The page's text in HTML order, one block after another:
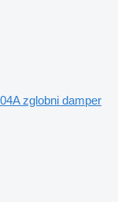
zglobni damper